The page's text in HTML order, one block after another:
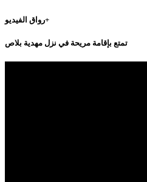
رواق الفيديو+
تمتع بإقامة مريحة في نزل مهدية بلاص